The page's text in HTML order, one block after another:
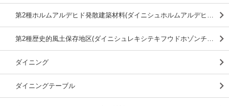
第2種ホルムアルデヒド発散建築材料(ダイニシュホルムアルデヒドハッサンケンチクザイリョウ)
第2種歴史的風土保存地区(ダイニシュレキシテキフウドホゾンチク)
ダイニング
ダイニングテーブル